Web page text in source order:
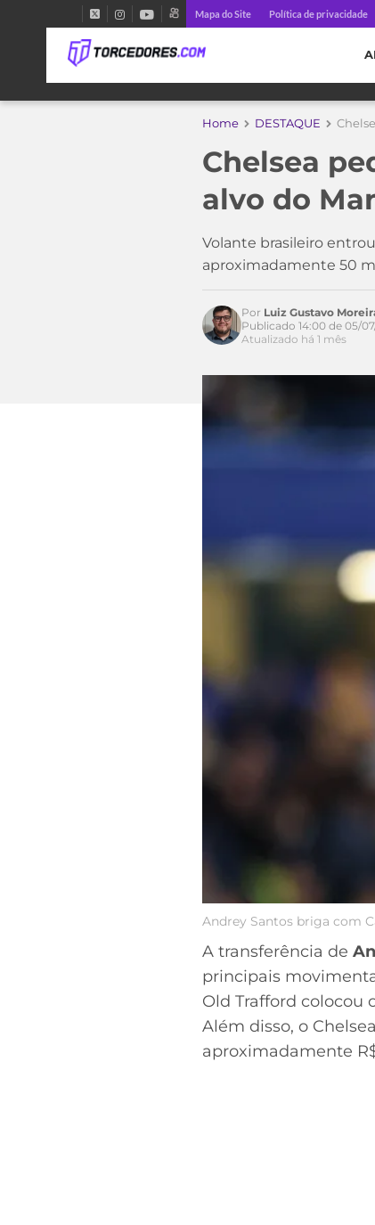
Mapa do Site Política de privacidade
Home DESTAQUE
Chelsea
alvo do
Volante brasileiro
aproximadamente 50
Por Luiz Gustavo
Publicado 14:00 de 05/
Atualizado há 1 mês
Andrey Santos briga com
A transferência de
principais
Old Trafford colocou
Além disso, o
aproximadamente